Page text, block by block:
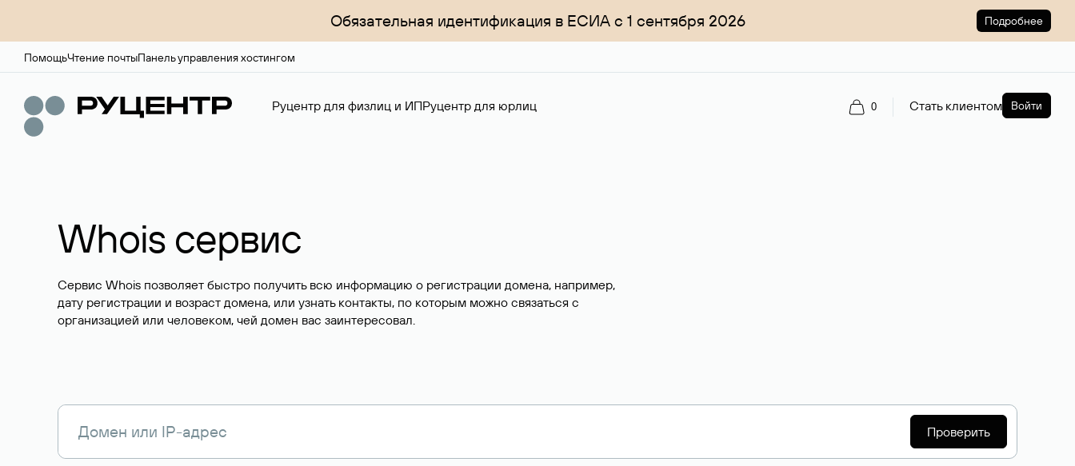
Обязательная идентификация в ЕСИА с 1 сентября 2026 Подробнее
ПомощьЧтение почтыПанель управления хостингом
Руцентр для физлиц и ИПРуцентр для юрлиц 0 Стать клиентом Войти
Whois сервис
Сервис Whois позволяет быстро получить всю информацию о регистрации домена, например,
дату регистрации и возраст домена, или узнать контакты, по которым можно связаться с
организацией или человеком, чей домен вас заинтересовал.
Проверить